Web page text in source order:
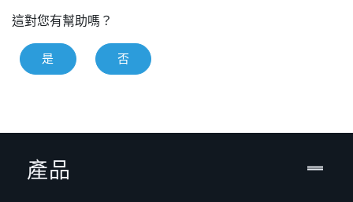
這對您有幫助嗎？
是 否
產品